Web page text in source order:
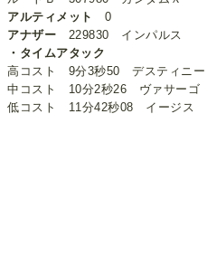
アルティメット
0
アナザー 229830 インパルス
・タイムアタック
高コスト 9分3秒50 デスティニー
中コスト 10分2秒26 ヴァサーゴ
低コスト 11分42秒08 イージス